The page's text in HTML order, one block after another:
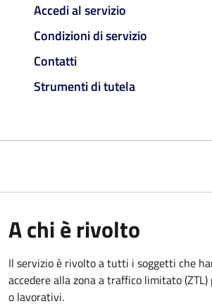
Accedi al servizio
Condizioni di servizio
Contatti
Strumenti di tutela
A chi è rivolto
Il servizio è rivolto a tutti i soggetti che
accedere alla zona a traffico limitato (ZTL)
o lavorativi.